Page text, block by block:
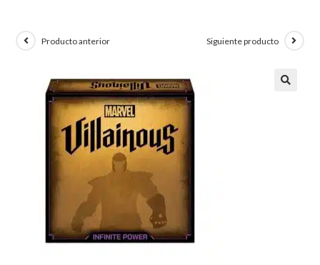
Producto anterior Siguiente producto